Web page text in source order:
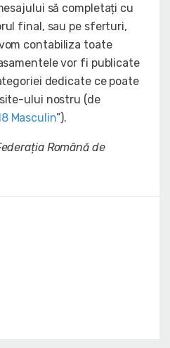
să completați cu
final, sau pe sferturi,
contabiliza toate
vor fi publicate
dedicate ce poate
ului nostru (de
Masculin”).
Română de